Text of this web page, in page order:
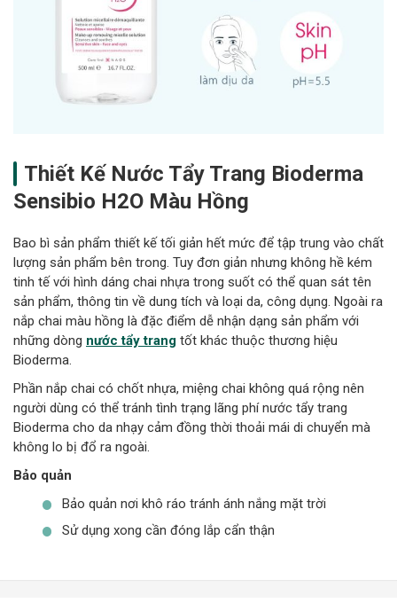
Thiết Kế Nước Tẩy Trang Bioderma
Sensibio H2O Màu Hồng
Bao bì sản phẩm thiết kế tối giản hết mức để tập trung vào chất
lượng sản phẩm bên trong. Tuy đơn giản nhưng không hề kém
tinh tế với hình dáng chai nhựa trong suốt có thể quan sát tên
sản phẩm, thông tin về dung tích và loại da, công dụng. Ngoài ra
nắp chai màu hồng là đặc điểm dễ nhận dạng sản phẩm với
những dòng nước tẩy trang tốt khác thuộc thương hiệu
Bioderma.
Phần nắp chai có chốt nhựa, miệng chai không quá rộng nên
người dùng có thể tránh tình trạng lãng phí nước tẩy trang
Bioderma cho da nhạy cảm đồng thời thoải mái di chuyển mà
không lo bị đổ ra ngoài.
Bảo quản
Bảo quản nơi khô ráo tránh ánh nắng mặt trời
Sử dụng xong cần đóng lắp cẩn thận